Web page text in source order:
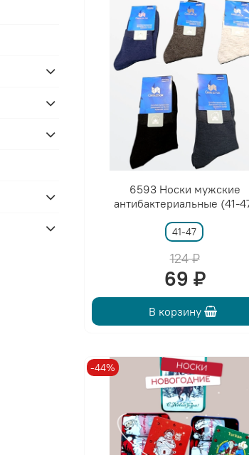
6593 Носки мужские
антибактериальные (41-
41-47
124 ₽
69 ₽
В корзину
-44%